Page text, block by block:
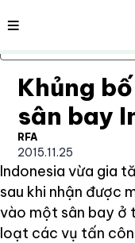
Bỏ qua nội dung
Nội dung
Khủng
sân bay
RFA
2015.11.25
Indonesia vừa gia
sau khi nhận được
vào một sân bay ở
loạt các vụ tấn